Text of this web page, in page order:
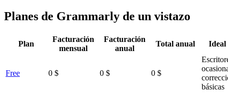
Planes de Grammarly de un vistazo
Plan
Facturación
mensual
Facturación
anual
Total anual Ideal
Free 0 $ 0 $ 0 $
básicas